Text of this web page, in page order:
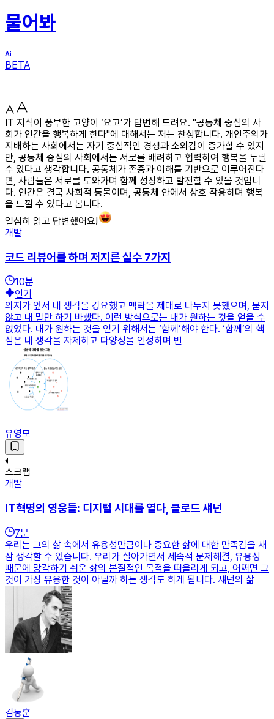
물어봐
BETA
IT 지식이 풍부한 고양이 ‘요고’가 답변해 드려요. "공동체 중심의 사
회가 인간을 행복하게 한다"에 대해서는 저는 찬성합니다. 개인주의가
지배하는 사회에서는 자기 중심적인 경쟁과 소외감이 증가할 수 있지
만, 공동체 중심의 사회에서는 서로를 배려하고 협력하여 행복을 누릴
수 있다고 생각합니다. 공동체가 존중과 이해를 기반으로 이루어진다
면, 사람들은 서로를 도와가며 함께 성장하고 발전할 수 있을 것입니
다. 인간은 결국 사회적 동물이며, 공동체 안에서 상호 작용하며 행복
을 느낄 수 있다고 봅니다.
열심히 읽고 답변했어요!
개발
코드 리뷰어를 하며 저지른 실수 7가지
10분
인기
의지가 앞서 내 생각을 강요했고 맥락을 제대로 나누지 못했으며, 묻지
않고 내 말만 하기 바빴다. 이런 방식으로는 내가 원하는 것을 얻을 수
없었다. 내가 원하는 것을 얻기 위해서는 ‘함께’해야 한다. ‘함께’의 핵
심은 내 생각을 자제하고 다양성을 인정하며 변
유영모
스크랩
개발
IT혁명의 영웅들: 디지털 시대를 열다, 클로드 섀넌
7분
우리는 그의 삶 속에서 유용성만큼이나 중요한 삶에 대한 만족감을 새
삼 생각할 수 있습니다. 우리가 살아가면서 세속적 문제해결, 유용성
때문에 망각하기 쉬운 삶의 본질적인 목적을 떠올리게 되고, 어쩌면 그
것이 가장 유용한 것이 아닐까 하는 생각도 하게 됩니다. 섀넌의 삶
김동훈